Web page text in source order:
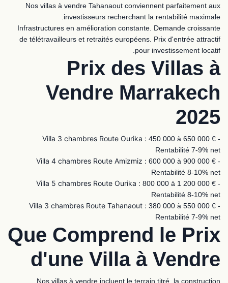
Nos villas à vendre Tahanaout conviennent parfaitement aux
investisseurs recherchant la rentabilité maximale.
Infrastructures en amélioration constante. Demande croissante
de télétravailleurs et retraités européens. Prix d'entrée attractif
pour investissement locatif.
Prix des Villas à
Vendre Marrakech
2025
Villa 3 chambres Route Ourika : 450 000 à 650 000 € -
Rentabilité 7-9% net
Villa 4 chambres Route Amizmiz : 600 000 à 900 000 € -
Rentabilité 8-10% net
Villa 5 chambres Route Ourika : 800 000 à 1 200 000 € -
Rentabilité 8-10% net
Villa 3 chambres Route Tahanaout : 380 000 à 550 000 € -
Rentabilité 7-9% net
Que Comprend le Prix
d'une Villa à Vendre
Nos villas à vendre incluent le terrain titré, la construction